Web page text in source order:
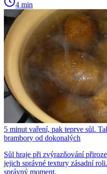
4 min
5 minut vaření, pak teprve sůl.
brambory od dokonalých
Sůl hraje při zvýrazňování
jejich správné textury zásadní
správný moment.